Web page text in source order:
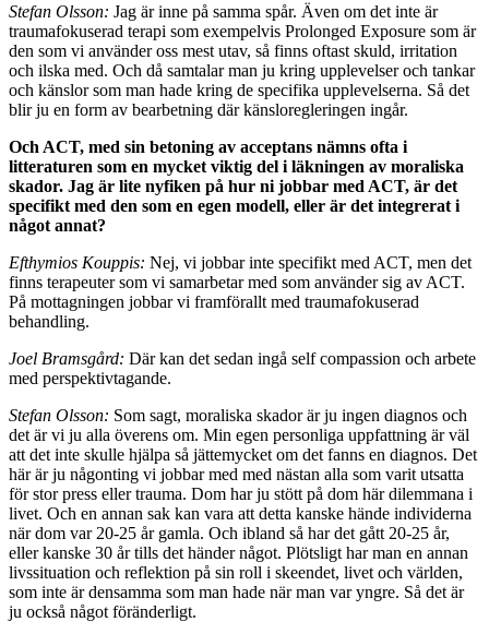
Stefan Olsson: Jag är inne på samma spår. Även om det inte är
traumafokuserad terapi som exempelvis Pro­longed Exposure som är
den som vi använder oss mest utav, så finns oftast skuld, irritation
och ilska med. Och då samtalar man ju kring upplevelser och tankar
och känslor som man hade kring de specifika upplevelserna. Så det
blir ju en form av bearbetning där känsloregle­ringen ingår.
Och ACT, med sin betoning av acceptans nämns ofta i
litteraturen som en mycket viktig del i läkningen av moraliska
skador. Jag är lite nyfiken på hur ni job­bar med ACT, är det
specifikt med den som en egen modell, eller är det integrerat i
något annat?
Efthymios Kouppis: Nej, vi jobbar inte specifikt med ACT, men det
finns terapeuter som vi samarbetar med som använder sig av ACT.
På mottagningen jobbar vi framförallt med traumafokuserad
behandling.
Joel Bramsgård: Där kan det sedan ingå self compassion och arbete
med perspektivtagande.
Stefan Olsson: Som sagt, moraliska skador är ju ingen diagnos och
det är vi ju alla överens om. Min egen per­sonliga uppfattning är väl
att det inte skulle hjälpa så jättemycket om det fanns en diagnos. Det
här är ju nå­gonting vi jobbar med med nästan alla som varit utsatta
för stor press eller trauma. Dom har ju stött på dom här dilemmana i
livet. Och en annan sak kan vara att detta kanske hände individerna
när dom var 20-25 år gamla. Och ibland så har det gått 20-25 år,
eller kanske 30 år tills det händer något. Plötsligt har man en annan
livs­situation och reflektion på sin roll i skeendet, livet och världen,
som inte är densamma som man hade när man var yngre. Så det är
ju också något föränderligt.